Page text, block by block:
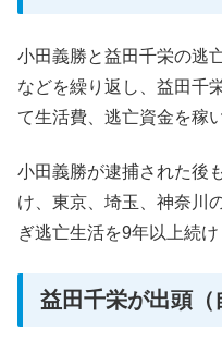
小田義勝と益田千栄の逃
などを繰り返し、益田千
て生活費、逃亡資金を稼
小田義勝が逮捕された後
け、東京、埼玉、神奈川
ぎ逃亡生活を9年以上続け
益田千栄が出頭（